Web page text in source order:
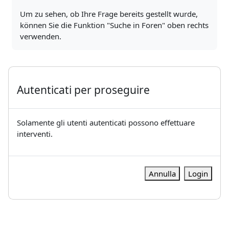
Um zu sehen, ob Ihre Frage bereits gestellt wurde,
können Sie die Funktion "Suche in Foren" oben rechts
verwenden.
Autenticati per proseguire
Solamente gli utenti autenticati possono effettuare
interventi.
Annulla Login